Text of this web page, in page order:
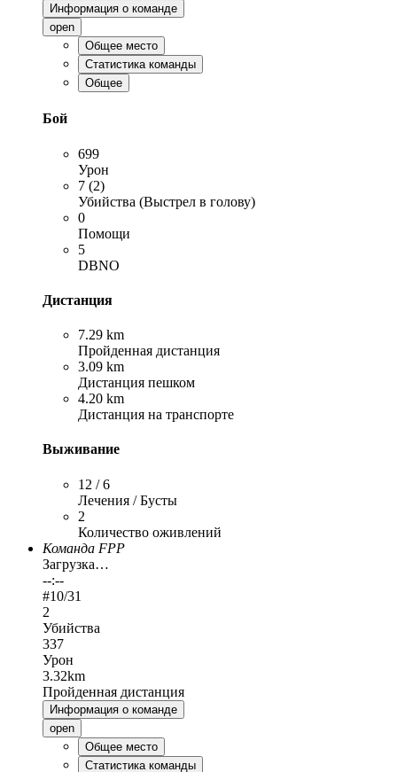
Информация о команде
open
Общее место
Статистика команды
Общее
Бой
699
Урон
7 (2)
Убийства (Выстрел в голову)
0
Помощи
5
DBNO
Дистанция
7.29 km
Пройденная дистанция
3.09 km
Дистанция пешком
4.20 km
Дистанция на транспорте
Выживание
12 / 6
Лечения / Бусты
2
Количество оживлений
Команда FPP
Загрузка…
--:--
#10/31
2
Убийства
337
Урон
3.32km
Пройденная дистанция
Информация о команде
open
Общее место
Статистика команды